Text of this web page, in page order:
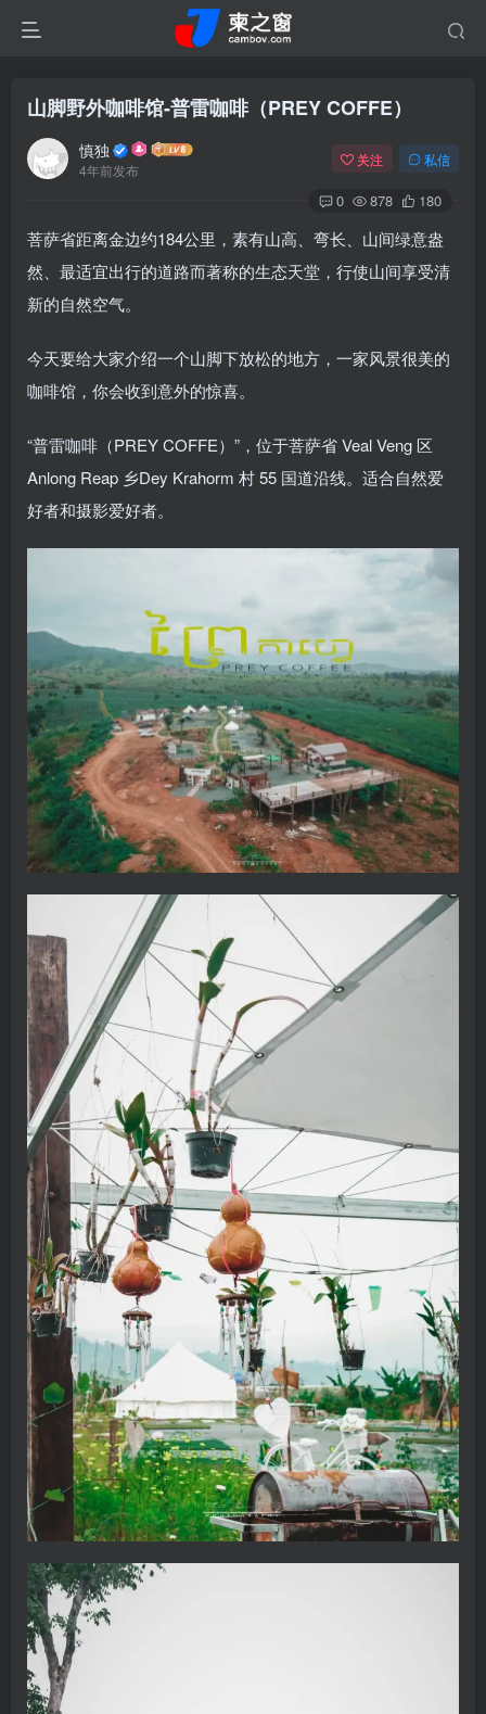
山脚野外咖啡馆-普雷咖啡（PREY COFFE）
慎独
4年前发布
关注 私信
0 878 180
菩萨省距离金边约184公里，素有山高、弯长、山间绿意盎
然、最适宜出行的道路而著称的生态天堂，行使山间享受清
新的自然空气。
今天要给大家介绍一个山脚下放松的地方，一家风景很美的
咖啡馆，你会收到意外的惊喜。
“普雷咖啡（PREY COFFE）”，位于菩萨省 Veal Veng 区
Anlong Reap 乡Dey Krahorm 村 55 国道沿线。适合自然爱
好者和摄影爱好者。